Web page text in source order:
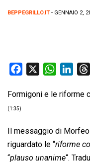
BEPPEGRILLO.IT - GENNAIO 2,
c
o
o
k
W
a
A
p
p
n
d
I
n
Formigoni e le riforme
(1:35)
Il messaggio di
riguardato le “riforme
“plauso unanime“.